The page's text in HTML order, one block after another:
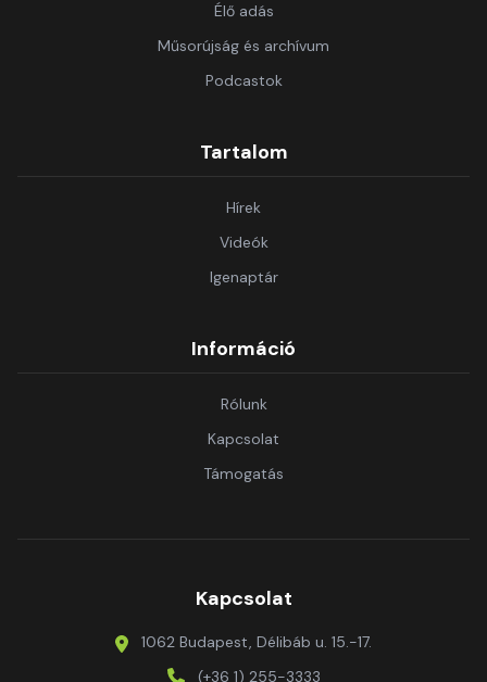
Élő adás
Műsorújság és archívum
Podcastok
Tartalom
Hírek
Videók
Igenaptár
Információ
Rólunk
Kapcsolat
Támogatás
Kapcsolat
1062 Budapest, Délibáb u. 15.-17.
(+36 1) 255-3333